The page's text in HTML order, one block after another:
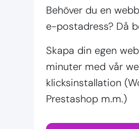
Behöver du en
e-postadress? Då
Skapa din egen
minuter med vår
klicksinstallation
Prestashop m.m.)